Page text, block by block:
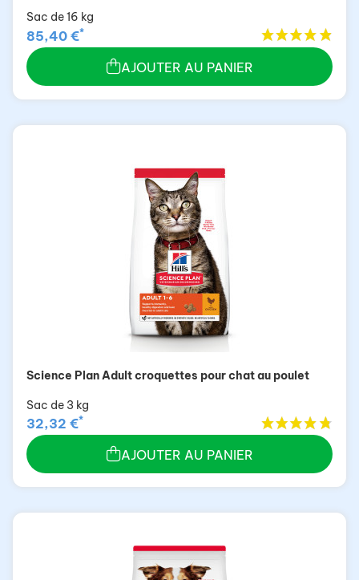
Sac de 16 kg
85,40 €*
AJOUTER AU PANIER
Science Plan Adult croquettes pour chat au poulet
Sac de 3 kg
32,32 €*
AJOUTER AU PANIER